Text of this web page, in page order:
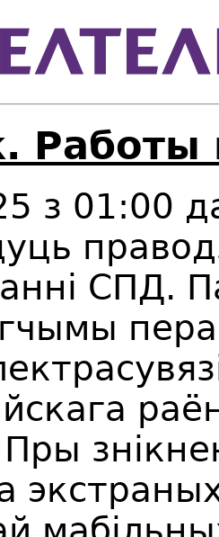
Работы
з 01:00
СПД.
Пры